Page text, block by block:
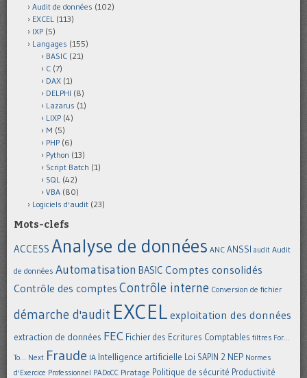
Audit de données (102)
EXCEL (113)
IXP (5)
Langages (155)
BASIC (21)
C (7)
DAX (1)
DELPHI (8)
Lazarus (1)
LIXP (4)
M (5)
PHP (6)
Python (13)
Script Batch (1)
SQL (42)
VBA (80)
Logiciels d'audit (23)
Mots-clefs
ACCESS Analyse de données ANC ANSSI audit Audit
de données Automatisation BASIC Comptes consolidés
Contrôle des comptes Contrôle interne Conversion de fichier
démarche d'audit EXCEL exploitation des données
extraction de données FEC Fichier des Ecritures Comptables filtres For...
To... Next Fraude IA Intelligence artificielle Loi SAPIN 2 NEP Normes
d'Exercice Professionnel PADoCC Piratage Politique de sécurité Productivité